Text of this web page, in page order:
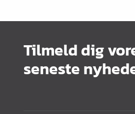
El artikler
Kemi & reparation
Tilmeld dig
seneste